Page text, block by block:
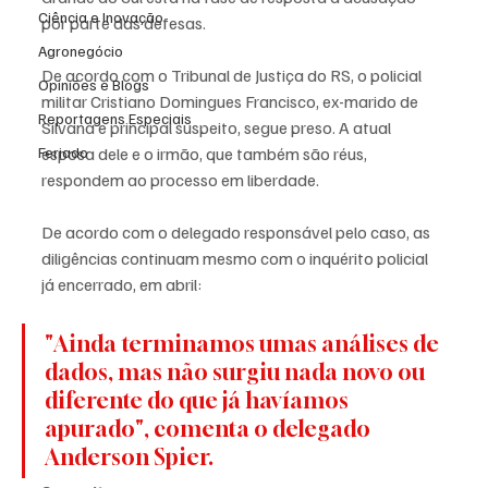
Ciência e Inovação
Agronegócio
Opiniões e Blogs
Reportagens Especiais
Feriado
por parte das defesas.
De acordo com o Tribunal de Justiça do RS, o policial
militar Cristiano Domingues Francisco, ex-marido de
Silvana e principal suspeito, segue preso. A atual
esposa dele e o irmão, que também são réus,
respondem ao processo em liberdade.
De acordo com o delegado responsável pelo caso, as
diligências continuam mesmo com o inquérito policial
já encerrado, em abril:
"Ainda terminamos umas análises de
dados, mas não surgiu nada novo ou
diferente do que já havíamos
apurado", comenta o delegado
Anderson Spier.